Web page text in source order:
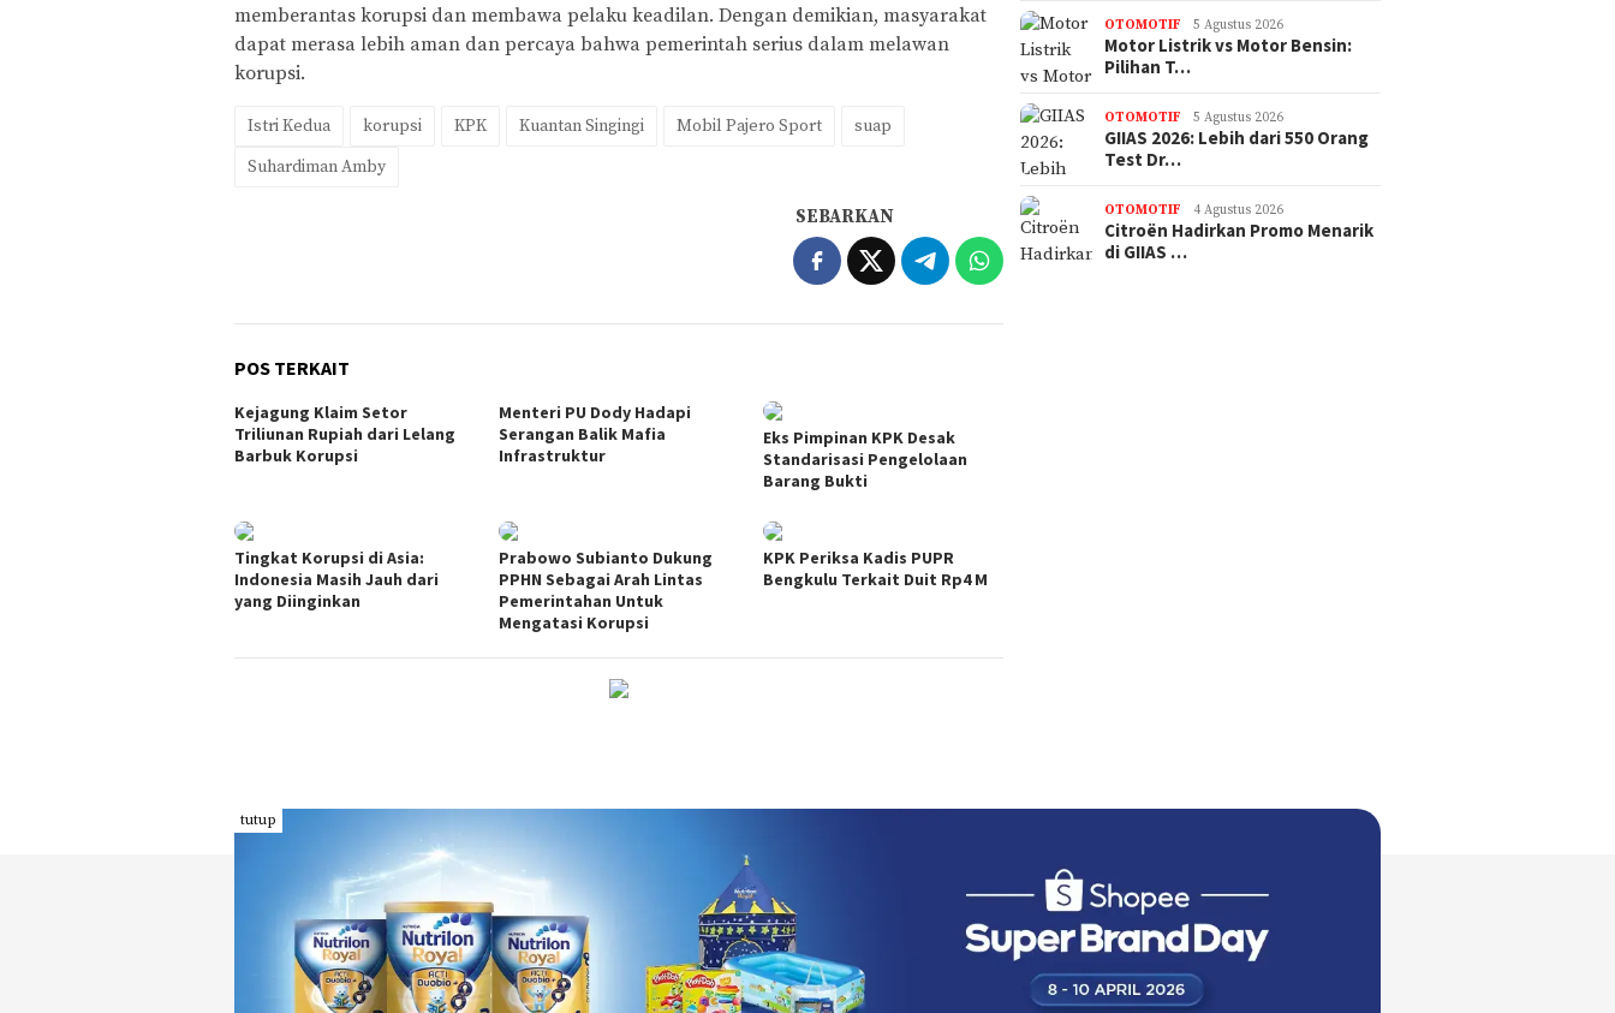
memberantas korupsi dan membawa pelaku keadilan. Dengan demikian, masyarakat
dapat merasa lebih aman dan percaya bahwa pemerintah serius dalam melawan
korupsi.
Istri Kedua korupsi KPK Kuantan Singingi Mobil Pajero Sport
suap
Suhardiman Amby
SEBARKAN
POS TERKAIT
Kejagung Klaim Setor
Triliunan Rupiah dari Lelang
Barbuk Korupsi
Menteri PU Dody Hadapi
Serangan Balik Mafia
Infrastruktur
Eks Pimpinan KPK Desak
Standarisasi Pengelolaan
Barang Bukti
Tingkat Korupsi di Asia:
Indonesia Masih Jauh dari
yang Diinginkan
Prabowo Subianto Dukung
PPHN Sebagai Arah Lintas
Pemerintahan Untuk
Mengatasi Korupsi
KPK Periksa Kadis PUPR
Bengkulu Terkait Duit Rp4 M
OTOMOTIF 5 Agustus 2026
Motor Listrik vs Motor Bensin:
Pilihan T…
OTOMOTIF 5 Agustus 2026
GIIAS 2026: Lebih dari 550 Orang
Test Dr…
OTOMOTIF 4 Agustus 2026
Citroën Hadirkan Promo Menarik
di GIIAS …
KODE ETIK
DISCLAIMER
PEDOMAN MEDIA
REDAKSI TENTANG KAMI
PRIVACY POLICY
tutup